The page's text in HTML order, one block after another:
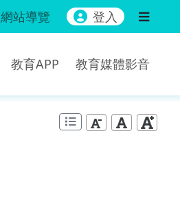
網站導覽 登入
教育APP 教育媒體影音